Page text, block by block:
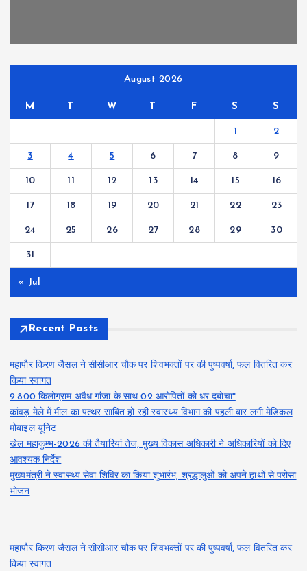
August 2026
M T W T F S S
1 2
3 4 5 6 7 8 9
10 11 12 13 14 15 16
17 18 19 20 21 22 23
24 25 26 27 28 29 30
31
« Jul
Recent Posts
महापौर किरण जैसल ने सीसीआर चौक पर शिवभक्तों पर की पुष्पवर्षा, फल वितरित कर
किया स्वागत
9.800 किलोग्राम अवैध गांजा के साथ 02 आरोपितों को धर दबोचा*
कांवड़ मेले में मील का पत्थर साबित हो रही स्वास्थ्य विभाग की पहली बार लगी मेडिकल
मोबाइल यूनिट
खेल महाकुम्भ-2026 की तैयारियां तेज, मुख्य विकास अधिकारी ने अधिकारियों को दिए
आवश्यक निर्देश
मुख्यमंत्री ने स्वास्थ्य सेवा शिविर का किया शुभारंभ, श्रद्धालुओं को अपने हाथों से परोसा
भोजन
महापौर किरण जैसल ने सीसीआर चौक पर शिवभक्तों पर की पुष्पवर्षा, फल वितरित कर
किया स्वागत